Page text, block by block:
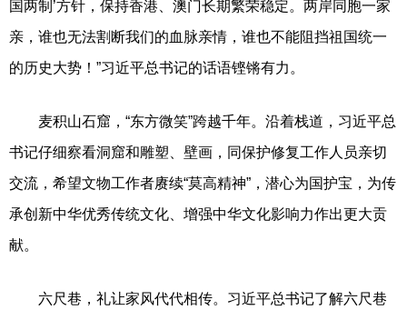
国两制’方针，保持香港、澳门长期繁荣稳定。两岸同胞一家
亲，谁也无法割断我们的血脉亲情，谁也不能阻挡祖国统一
的历史大势！”习近平总书记的话语铿锵有力。
麦积山石窟，“东方微笑”跨越千年。沿着栈道，习近平总
书记仔细察看洞窟和雕塑、壁画，同保护修复工作人员亲切
交流，希望文物工作者赓续“莫高精神”，潜心为国护宝，为传
承创新中华优秀传统文化、增强中华文化影响力作出更大贡
献。
六尺巷，礼让家风代代相传。习近平总书记了解六尺巷